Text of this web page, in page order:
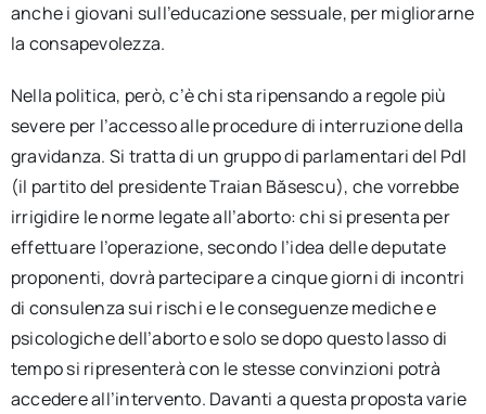
anche i giovani sull’educazione sessuale, per migliorarne
la consapevolezza.
Nella politica, però, c’è chi sta ripensando a regole più
severe per l’accesso alle procedure di interruzione della
gravidanza. Si tratta di un gruppo di parlamentari del Pdl
(il partito del presidente Traian Băsescu), che vorrebbe
irrigidire le norme legate all’aborto: chi si presenta per
effettuare l’operazione, secondo l’idea delle deputate
proponenti, dovrà partecipare a cinque giorni di incontri
di consulenza sui rischi e le conseguenze mediche e
psicologiche dell’aborto e solo se dopo questo lasso di
tempo si ripresenterà con le stesse convinzioni potrà
accedere all’intervento. Davanti a questa proposta varie